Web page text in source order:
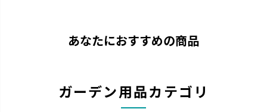
あなたにおすすめの商品
ガーデン用品カテゴリ